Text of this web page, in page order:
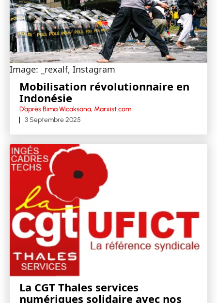
Image: _rexalf, Instagram
Mobilisation révolutionnaire en
Indonésie
D’après Bima Wicaksana, Marxist.com
3 Septembre 2025
La CGT Thales services
numériques solidaire avec nos